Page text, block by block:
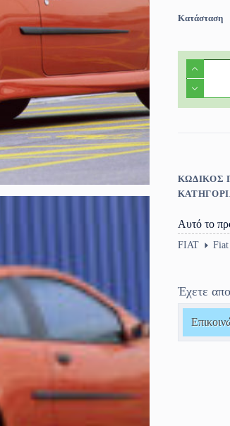
Κατάσταση
Παρμπρίζ
Fiat
Punto
ΚΩΔΙΚΌΣ
Αυτό το
FIAT Fiat
Έχετε